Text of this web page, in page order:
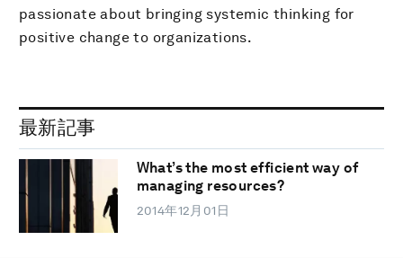
passionate about bringing systemic thinking for
positive change to organizations.
最新記事
What’s the most efficient way of
managing resources?
2014年12月01日